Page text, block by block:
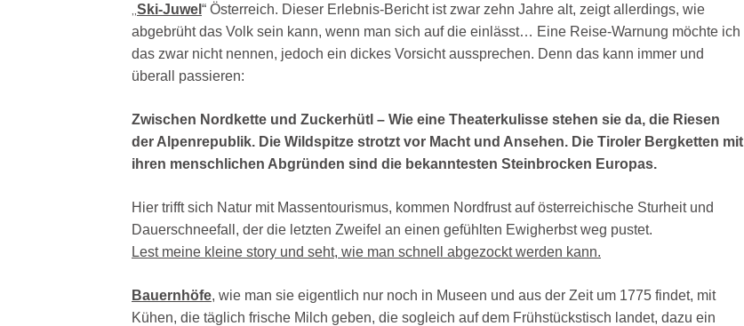
Ski-Juwel “ Österreich. Dieser Erlebnis-Bericht ist zwar zehn Jahre alt, zeigt allerdings, wie
abgebrüht das Volk sein kann, wenn man sich auf die einlässt… Eine Reise-Warnung möchte ich
das zwar nicht nennen, jedoch ein dickes Vorsicht aussprechen. Denn das kann immer und
überall passieren:
Zwischen Nordkette und Zuckerhütl – Wie eine Theaterkulisse stehen sie da, die Riesen
der Alpenrepublik. Die Wildspitze strotzt vor Macht und Ansehen. Die Tiroler Bergketten mit
ihren menschlichen Abgründen sind die bekanntesten Steinbrocken Europas.
Hier trifft sich Natur mit Massentourismus, kommen Nordfrust auf österreichische Sturheit und
Dauerschneefall, der die letzten Zweifel an einen gefühlten Ewigherbst weg pustet.
Lest meine kleine story und seht, wie man schnell abgezockt werden kann.
Bauernhöfe, wie man sie eigentlich nur noch in Museen und aus der Zeit um 1775 findet, mit
Kühen, die täglich frische Milch geben, die sogleich auf dem Frühstückstisch landet, dazu ein